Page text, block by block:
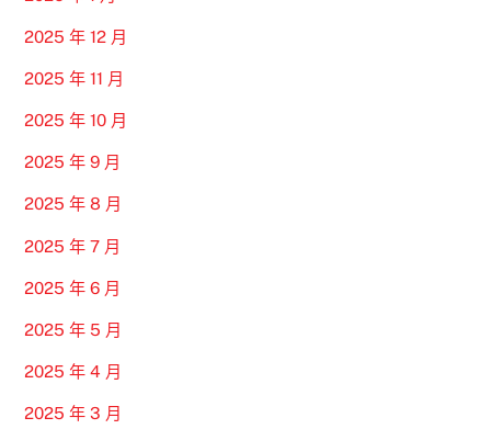
2025 年 12 月
2025 年 11 月
2025 年 10 月
2025 年 9 月
2025 年 8 月
2025 年 7 月
2025 年 6 月
2025 年 5 月
2025 年 4 月
2025 年 3 月